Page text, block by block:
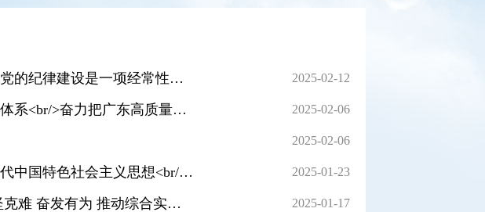
深入学习领会习近平总书记中央纪委四次全会重要讲话精神<br/>加强党的纪律建设是一项经常性工作 2025-02-12
全省高质量发展大会召开<br/>加快建设更具国际竞争力的现代化产业体系<br/>奋力把广东高质量发展之路走得更有奔头更有劲头<br/>黄坤明讲话 王伟中黄楚平林克庆杨荫凯孟凡利出席 2025-02-06
2025-02-06
省委领导班子召开2024年度民主生活会<br/>深入学习贯彻习近平新时代中国特色社会主义思想<br/>巩固深化党纪学习教育成果<br/>凝心聚力推动广东在推进中国式现代化建设中走在前列<br/>黄坤明主持并讲话 2025-01-23
黄坤明参加省十四届人大三次会议广州代表团审议<br/>坚定信心 攻坚克难 奋发有为 推动综合实力和城市功能全方位跃升 2025-01-17